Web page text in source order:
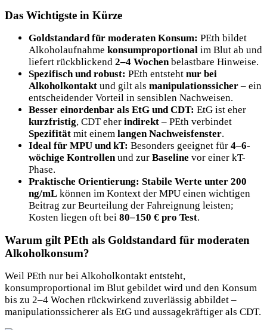
Das Wichtigste in Kürze
Goldstandard für moderaten Konsum: PEth bildet
Alkoholaufnahme konsumproportional im Blut ab und
liefert rückblickend 2–4 Wochen belastbare Hinweise.
Spezifisch und robust: PEth entsteht nur bei
Alkoholkontakt und gilt als manipulationssicher – ein
entscheidender Vorteil in sensiblen Nachweisen.
Besser einordenbar als EtG und CDT: EtG ist eher
kurzfristig, CDT eher indirekt – PEth verbindet
Spezifität mit einem langen Nachweisfenster.
Ideal für MPU und kT: Besonders geeignet für 4–6-
wöchige Kontrollen und zur Baseline vor einer kT-
Phase.
Praktische Orientierung: Stabile Werte unter 200
ng/mL können im Kontext der MPU einen wichtigen
Beitrag zur Beurteilung der Fahreignung leisten;
Kosten liegen oft bei 80–150 € pro Test.
Warum gilt PEth als Goldstandard für moderaten
Alkoholkonsum?
Weil PEth nur bei Alkoholkontakt entsteht,
konsumproportional im Blut gebildet wird und den Konsum
bis zu 2–4 Wochen rückwirkend zuverlässig abbildet –
manipulationssicherer als EtG und aussagekräftiger als CDT.